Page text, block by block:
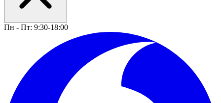
Пн - Пт: 9:30-18:00